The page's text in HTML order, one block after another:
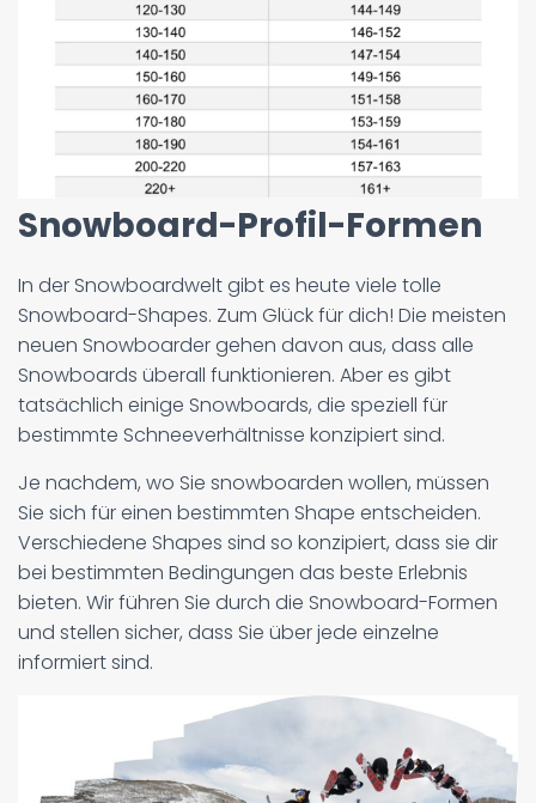
Snowboard-Profil-Formen
In der Snowboardwelt gibt es heute viele tolle
Snowboard-Shapes. Zum Glück für dich! Die meisten
neuen Snowboarder gehen davon aus, dass alle
Snowboards überall funktionieren. Aber es gibt
tatsächlich einige Snowboards, die speziell für
bestimmte Schneeverhältnisse konzipiert sind.
Je nachdem, wo Sie snowboarden wollen, müssen
Sie sich für einen bestimmten Shape entscheiden.
Verschiedene Shapes sind so konzipiert, dass sie dir
bei bestimmten Bedingungen das beste Erlebnis
bieten. Wir führen Sie durch die Snowboard-Formen
und stellen sicher, dass Sie über jede einzelne
informiert sind.